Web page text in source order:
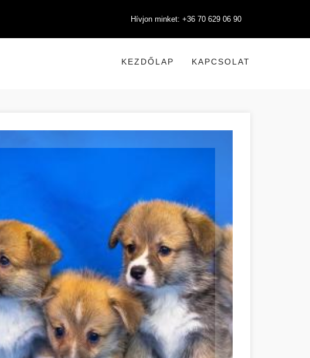
Hívjon minket: +36 70 629 06 90
KEZDŐLAP KAPCSOLAT